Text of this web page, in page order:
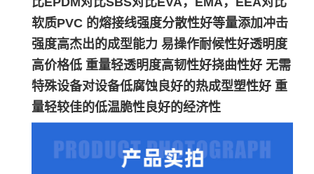
软质PVC 的熔接线强度分散性好等量添加冲击
强度高杰出的成型能力 易操作耐候性好透明度
高价格低 重量轻透明度高韧性好挠曲性好 无需
特殊设备对设备低腐蚀良好的热成型塑性好 重
量轻较佳的低温脆性良好的经济性